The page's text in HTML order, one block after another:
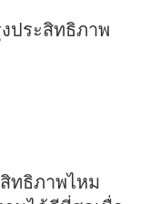
ประสิทธิภาพ
ทธิภาพไหม